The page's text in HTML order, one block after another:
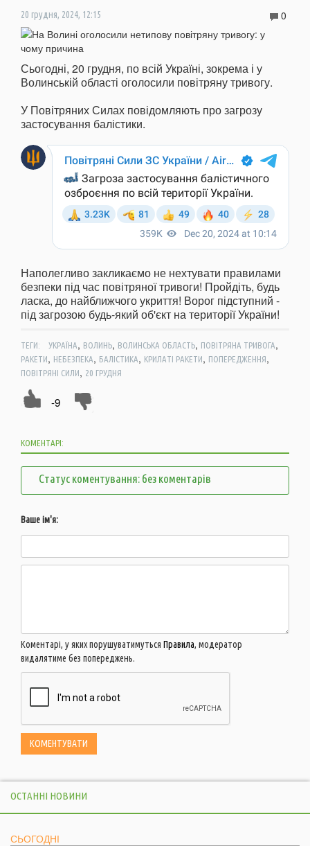
20 грудня, 2024, 12:15 0
Сьогодні, 20 грудня, по всій Україні, зокрема і у
Волинській області оголосили повітряну тривогу.
У Повітряних Силах повідомляють про загрозу
застосування балістики.
Наполегливо закликаємо не нехтувати правилами
безпеки під час повітряної тривоги! Пройдіть, будь
ласка, до найближчого укриття! Ворог підступний -
під загрозою будь-який об'єкт на території України!
ТЕГИ: УКРАЇНА, ВОЛИНЬ, ВОЛИНСЬКА ОБЛАСТЬ, ПОВІТРЯНА ТРИВОГА,
РАКЕТИ, НЕБЕЗПЕКА, БАЛІСТИКА, КРИЛАТІ РАКЕТИ, ПОПЕРЕДЖЕННЯ,
ПОВІТРЯНІ СИЛИ, 20 ГРУДНЯ
-9
КОМЕНТАРІ:
Статус коментування: без коментарів
Ваше ім'я:
Коментарі, у яких порушуватимуться Правила, модератор
видалятиме без попереджень.
ОСТАННІ НОВИНИ
СЬОГОДНІ